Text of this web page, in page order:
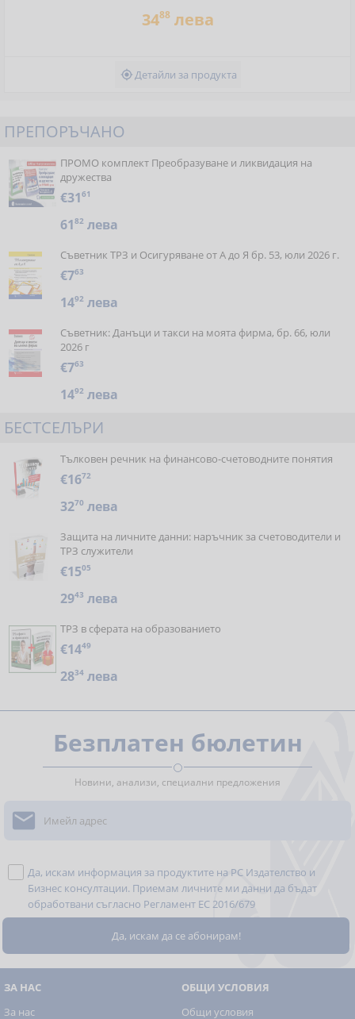
3488лева
Детайли за продукта
ПРЕПОРЪЧАНО
ПРОМО комплект Преобразуване и ликвидация на
дружества
€3161
6182 лева
Съветник ТРЗ и Осигуряване от А до Я бр. 53, юли 2026 г.
€763
1492 лева
Съветник: Данъци и такси на моята фирма, бр. 66, юли
2026 г
€763
1492 лева
БЕСТСЕЛЪРИ
Тълковен речник на финансово-счетоводните понятия
€1672
3270 лева
Защита на личните данни: наръчник за счетоводители и
ТРЗ служители
€1505
2943 лева
ТРЗ в сферата на образованието
€1449
2834 лева
Безплатен бюлетин
Новини, анализи, специални предложения

Да, искам информация за продуктите на РС Издателство и
Бизнес консултации. Приемам личните ми данни да бъдат
обработвани съгласно Регламент ЕС 2016/679
ЗА НАС
За нас
ОБЩИ УСЛОВИЯ
Общи условия